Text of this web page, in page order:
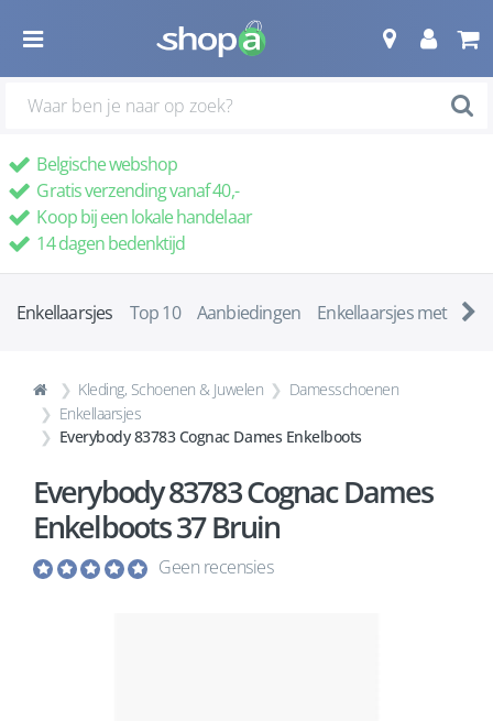
Belgische webshop
Gratis verzending vanaf 40,-
Koop bij een lokale handelaar
14 dagen bedenktijd
Enkellaarsjes Top 10 Aanbiedingen Enkellaarsjes met ha
Kleding, Schoenen & Juwelen
Damesschoenen
Enkellaarsjes
Everybody 83783 Cognac Dames Enkelboots
Everybody 83783 Cognac Dames
Enkelboots 37 Bruin
Geen recensies